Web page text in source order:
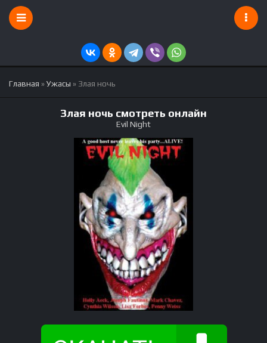
Главная »Ужасы » Злая ночь
Злая ночь смотреть онлайн
Evil Night